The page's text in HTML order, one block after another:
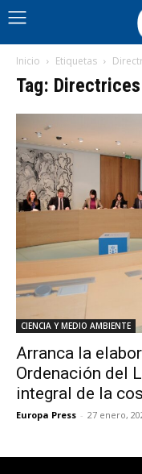
Inicio Etiquetas
Tag:
CIENCIA Y MEDIO AMBIENTE
Arranca la
Ordenación del
integral de la
Europa Press - 27 enero,